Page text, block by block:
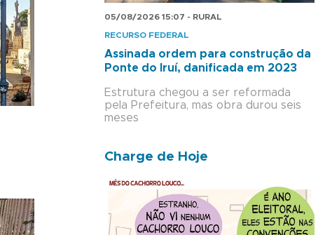
05/08/2026 15:07 - RURAL
RECURSO FEDERAL
Assinada ordem para construção da
Ponte do Iruí, danificada em 2023
Estrutura chegou a ser reformada
pela Prefeitura, mas obra durou seis
meses
Charge de Hoje